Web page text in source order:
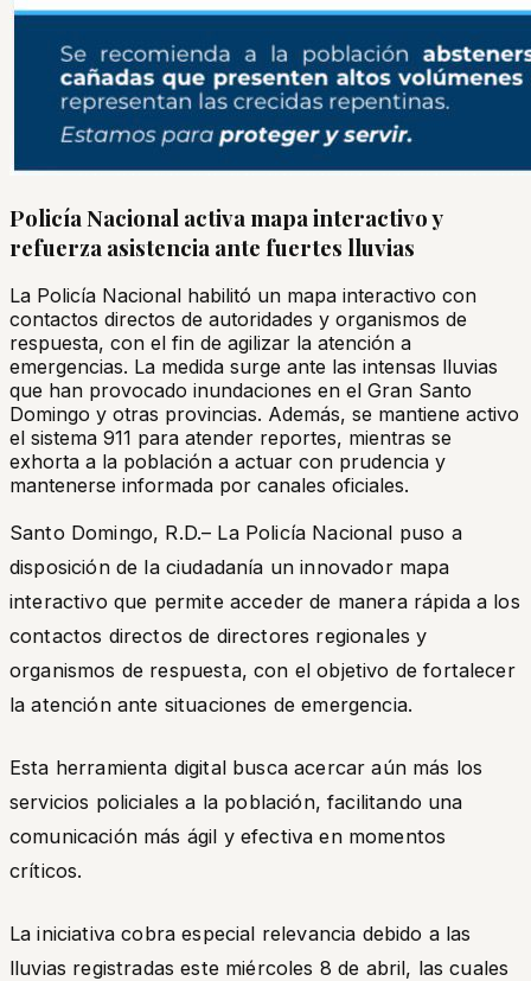
Policía Nacional activa mapa interactivo y
refuerza asistencia ante fuertes lluvias
La Policía Nacional habilitó un mapa interactivo con
contactos directos de autoridades y organismos de
respuesta, con el fin de agilizar la atención a
emergencias. La medida surge ante las intensas lluvias
que han provocado inundaciones en el Gran Santo
Domingo y otras provincias. Además, se mantiene activo
el sistema 911 para atender reportes, mientras se
exhorta a la población a actuar con prudencia y
mantenerse informada por canales oficiales.
Santo Domingo, R.D.– La Policía Nacional puso a
disposición de la ciudadanía un innovador mapa
interactivo que permite acceder de manera rápida a los
contactos directos de directores regionales y
organismos de respuesta, con el objetivo de fortalecer
la atención ante situaciones de emergencia.
Esta herramienta digital busca acercar aún más los
servicios policiales a la población, facilitando una
comunicación más ágil y efectiva en momentos
críticos.
La iniciativa cobra especial relevancia debido a las
lluvias registradas este miércoles 8 de abril, las cuales